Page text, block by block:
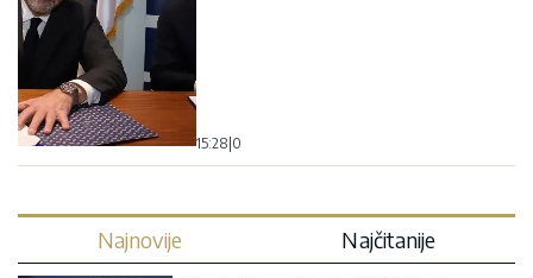
15:28|0
Najnovije Najčitanije